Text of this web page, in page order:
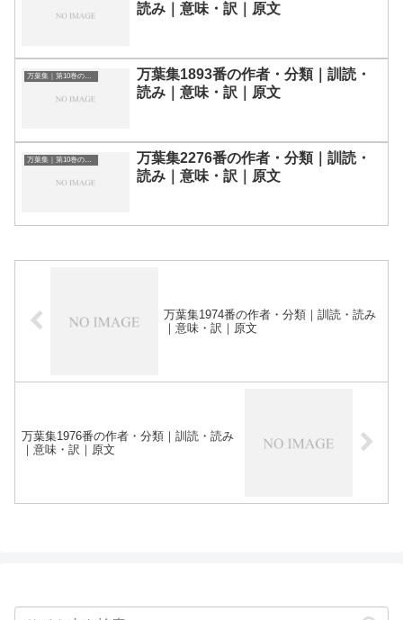
読み｜意味・訳｜原文
万葉集｜第10巻の和歌一覧
万葉集1893番の作者・分類｜訓読・
読み｜意味・訳｜原文
万葉集｜第10巻の和歌一覧
万葉集2276番の作者・分類｜訓読・
読み｜意味・訳｜原文
万葉集1974番の作者・分類｜訓読・読み
｜意味・訳｜原文
万葉集1976番の作者・分類｜訓読・読み
｜意味・訳｜原文